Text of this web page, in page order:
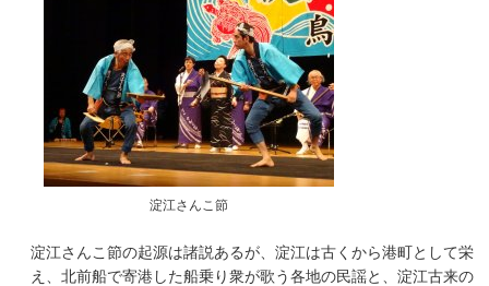
淀江さんこ節
淀江さんこ節の起源は諸説あるが、淀江は古くから港町として栄
え、北前船で寄港した船乗り衆が歌う各地の民謡と、淀江古来の